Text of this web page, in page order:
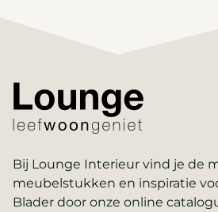
Bij Lounge Interieur vind je de
meubelstukken en inspiratie
Blader door onze online